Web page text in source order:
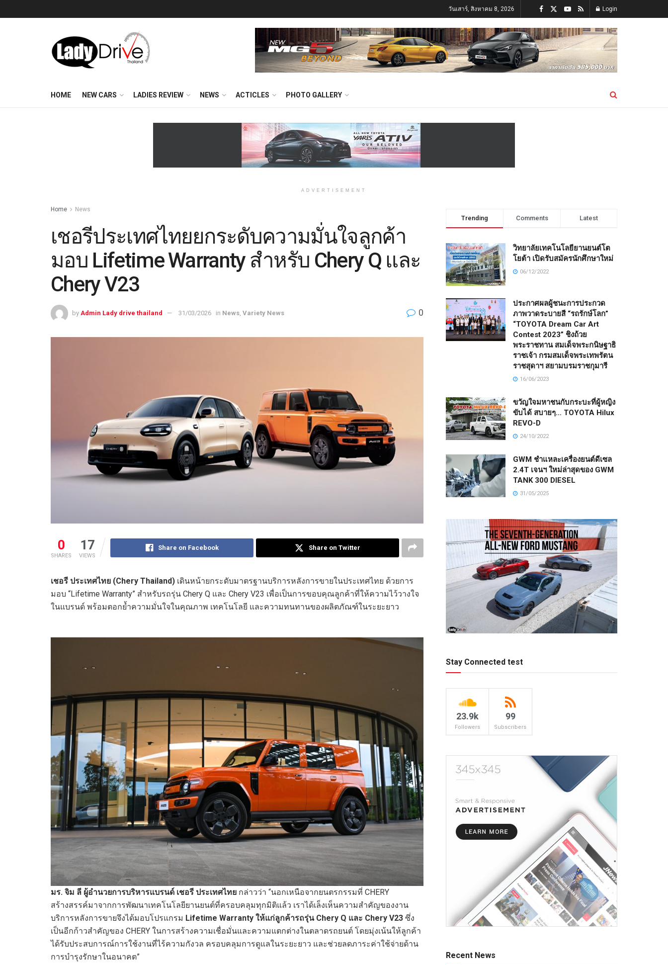
วันเสาร์, สิงหาคม 8, 2026 Login
HOME NEW CARS LADIES REVIEW NEWS ACTICLES PHOTO GALLERY
ADVERTISEMENT
Home News
เชอรีประเทศไทยยกระดับความมั่นใจลูกค้า
มอบ Lifetime Warranty สำหรับ Chery Q และ
Chery V23
by Admin Lady drive thailand 31/03/2026 in News Variety News 0
0
SHARES
17
VIEWS
Share on Facebook Share on Twitter
เชอรี ประเทศไทย (Chery Thailand) เดินหน้ายกระดับมาตรฐานบริการหลังการขายในประเทศไทย ด้วยการ
มอบ “Lifetime Warranty” สำหรับรถรุ่น Chery Q และ Chery V23 เพื่อเป็นการขอบคุณลูกค้าที่ให้ความไว้วางใจ
ในแบรนด์ พร้อมตอกย้ำความมั่นใจในคุณภาพ เทคโนโลยี และความทนทานของผลิตภัณฑ์ในระยะยาว
มร. จิม ลี ผู้อำนวยการบริหารแบรนด์ เชอรี ประเทศไทย กล่าวว่า “นอกเหนือจากยนตรกรรมที่ CHERY
สร้างสรรค์มาจากการพัฒนาเทคโนโลยียานยนต์ที่ครอบคลุมทุกมิติแล้ว เราได้เล็งเห็นความสำคัญของงาน
บริการหลังการขายจึงได้มอบโปรแกรม Lifetime Warranty ให้แก่ลูกค้ารถรุ่น Chery Q และ Chery V23 ซึ่ง
เป็นอีกก้าวสำคัญของ CHERY ในการสร้างความเชื่อมั่นและความแตกต่างในตลาดรถยนต์ โดยมุ่งเน้นให้ลูกค้า
ได้รับประสบการณ์การใช้งานที่ไร้ความกังวล ครอบคลุมการดูแลในระยะยาว และช่วยลดภาระค่าใช้จ่ายด้าน
การบำรุงรักษาในอนาคต”
Trending Comments Latest
วิทยาลัยเทคโนโลยียานยนต์โต
โยต้า เปิดรับสมัครนักศึกษาใหม่
06/12/2022
ประกาศผลผู้ชนะการประกวด
ภาพวาดระบายสี “รถรักษ์โลก”
“TOYOTA Dream Car Art
Contest 2023” ชิงถ้วย
พระราชทาน สมเด็จพระกนิษฐาธิ
ราชเจ้า กรมสมเด็จพระเทพรัตน
ราชสุดาฯ สยามบรมราชกุมารี
16/06/2023
ขวัญใจมหาชนกับกระบะที่ผู้หญิง
ขับได้ สบายๆ… TOYOTA Hilux
REVO-D
24/10/2022
GWM ชำแหละเครื่องยนต์ดีเซล
2.4T เจนฯ ใหม่ล่าสุดของ GWM
TANK 300 DIESEL
31/05/2025
Stay Connected test
23.9k
Followers
99
Subscribers
Recent News